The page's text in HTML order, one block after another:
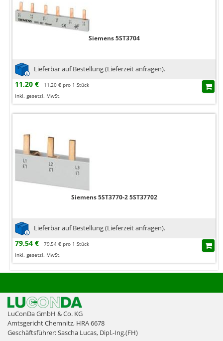
Siemens 5ST3704
Lieferbar auf Bestellung (Lieferzeit anfragen).
11,20 €
11,20 € pro 1 Stück
inkl. gesetzl. MwSt.
Siemens 5ST3770-2 5ST37702
Lieferbar auf Bestellung (Lieferzeit anfragen).
79,54 €
79,54 € pro 1 Stück
inkl. gesetzl. MwSt.
LuConDa GmbH & Co. KG
Amtsgericht Chemnitz, HRA 6678
Geschäftsführer: Sascha Lucas, Dipl.-Ing.(FH)